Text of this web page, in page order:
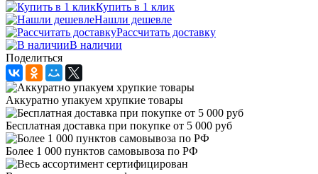
Купить в 1 клик
Нашли дешевле
Рассчитать доставку
В наличии
Поделиться
Аккуратно упакуем хрупкие товары
Бесплатная доставка при покупке от 5 000 руб
Более 1 000 пунктов самовывоза по РФ